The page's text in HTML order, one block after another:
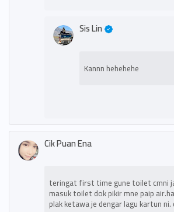
Sis Lin
Kannn hehehehe
Cik Puan Ena
teringat first time gune toilet cmni
masuk toilet dok pikir mne paip
plak ketawa je dengar lagu kartun